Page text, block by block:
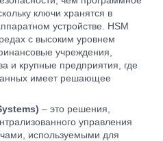
ключи хранятся в
устройстве. HSM
с высоким уровнем
учреждения,
и крупные предприятия, где
имеет решающее
– это решения,
управления
используемыми для